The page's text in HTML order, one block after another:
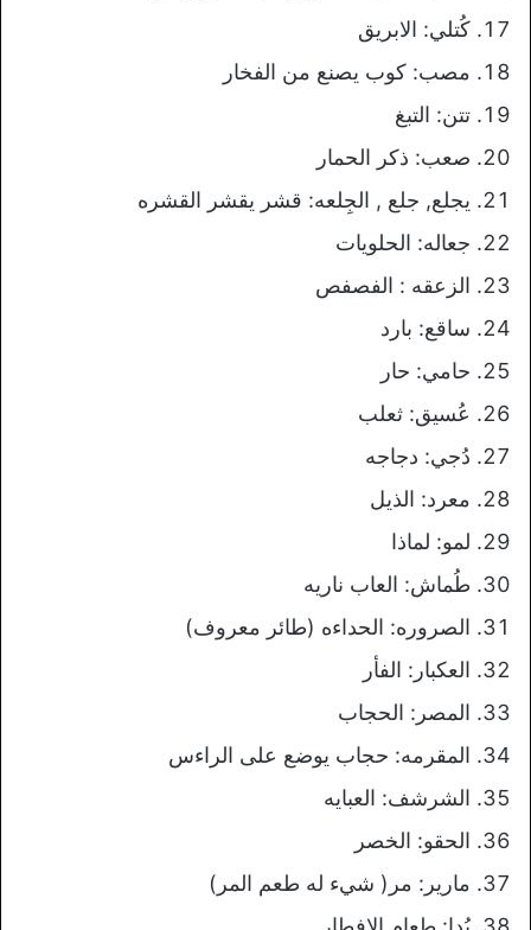
كُتلي: الابريق
مصب: كوب يصنع من الفخار
تتن: التبغ
صعب: ذكر الحمار
يجلع, جلع , الجِلعه: قشر يقشر القشره
جعاله: الحلويات
الزعقه : الفصفص
ساقع: بارد
حامي: حار
عُسيق: ثعلب
دُجي: دجاجه
معرد: الذيل
لمو: لماذا
طُماش: العاب ناريه
الصروره: الحداءه (طائر معروف)
العكبار: الفأر
المصر: الحجاب
المقرمه: حجاب يوضع على الراءس
الشرشف: العبايه
الحقو: الخصر
مارير: مر( شيء له طعم المر)